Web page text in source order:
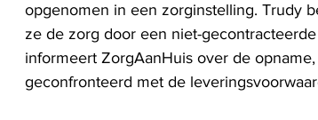
opgenomen in een zorginstelling. Trudy
ze de zorg door een niet-
informeert ZorgAanHuis over de
geconfronteerd met de